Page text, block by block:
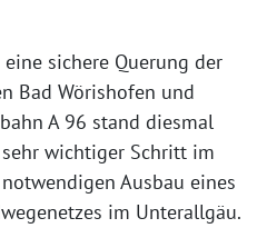
sichere Querung der
Bad Wörishofen und
A 96 stand diesmal
wichtiger Schritt im
Ausbau eines
im Unterallgäu.